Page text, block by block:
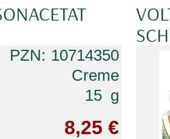
PZN
10714350
Creme
15 g
8,25 €